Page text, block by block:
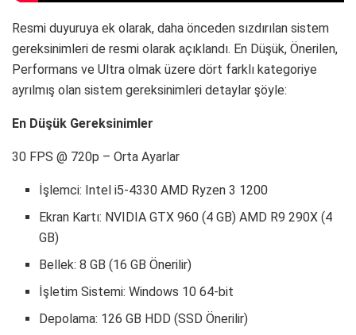
Resmi duyuruya ek olarak, daha önceden sızdırılan sistem
gereksinimleri de resmi olarak açıklandı. En Düşük, Önerilen,
Performans ve Ultra olmak üzere dört farklı kategoriye
ayrılmış olan sistem gereksinimleri detaylar şöyle:
En Düşük Gereksinimler
30 FPS @ 720p – Orta Ayarlar
İşlemci: Intel i5-4330 AMD Ryzen 3 1200
Ekran Kartı: NVIDIA GTX 960 (4 GB) AMD R9 290X (4
GB)
Bellek: 8 GB (16 GB Önerilir)
İşletim Sistemi: Windows 10 64-bit
Depolama: 126 GB HDD (SSD Önerilir)